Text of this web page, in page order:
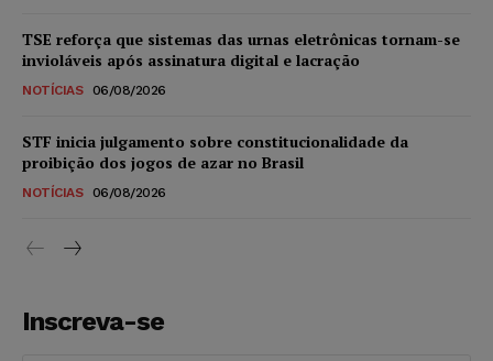
TSE reforça que sistemas das urnas eletrônicas tornam-se
invioláveis após assinatura digital e lacração
NOTÍCIAS 06/08/2026
STF inicia julgamento sobre constitucionalidade da
proibição dos jogos de azar no Brasil
NOTÍCIAS 06/08/2026
Inscreva-se